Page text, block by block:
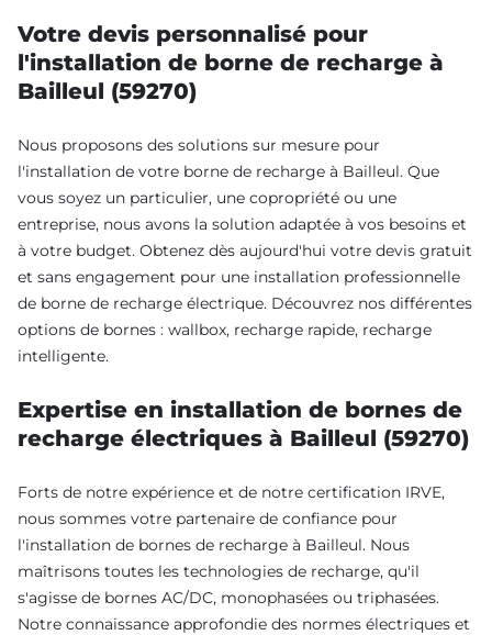
Votre devis personnalisé pour
l'installation de borne de recharge à
Bailleul (59270)
Nous proposons des solutions sur mesure pour
l'installation de votre borne de recharge à Bailleul. Que
vous soyez un particulier, une copropriété ou une
entreprise, nous avons la solution adaptée à vos besoins et
à votre budget. Obtenez dès aujourd'hui votre devis gratuit
et sans engagement pour une installation professionnelle
de borne de recharge électrique. Découvrez nos différentes
options de bornes : wallbox, recharge rapide, recharge
intelligente.
Expertise en installation de bornes de
recharge électriques à Bailleul (59270)
Forts de notre expérience et de notre certification IRVE,
nous sommes votre partenaire de confiance pour
l'installation de bornes de recharge à Bailleul. Nous
maîtrisons toutes les technologies de recharge, qu'il
s'agisse de bornes AC/DC, monophasées ou triphasées.
Notre connaissance approfondie des normes électriques et